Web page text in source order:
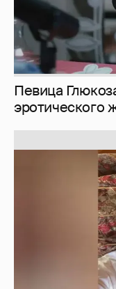
Певица
эротического